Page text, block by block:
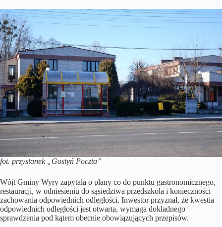
fot. przystanek „Gostyń Poczta”
Wójt Gminy Wyry zapytała o plany co do punktu gastronomicznego,
restauracji, w odniesieniu do sąsiedztwa przedszkola i konieczności
zachowania odpowiednich odległości. Inwestor przyznał, że kwestia
odpowiednich odległości jest otwarta, wymaga dokładnego
sprawdzenia pod kątem obecnie obowiązujących przepisów.